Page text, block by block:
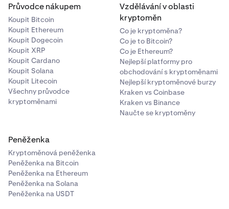
3
Zadejte částku, kterou chcete prodat (můžete
přepínat mezi hotovostní hodnotou a objemem
kryptoměny). Hotovost bude přidána na váš
zůstatek ve výchozí měně, kterou jste si uložili
v aplikaci Kraken. Pokud chcete obdržet hotovost
v jiné měně, budete muset tuto změnu provést
v nastavení svého
ještě před dokončením
transakce.
Poté zadejte částku, kterou chcete převést. Ve
výchozím nastavení je vybrán typ objednávky
Okamžitá­. Pokud je vše v pořádku, klepněte na
Potvrdita zkontrolujte údaje.
Průvodce nákupem
Koupit Bitcoin
Koupit Ethereum
Koupit Dogecoin
Koupit XRP
Koupit Cardano
Koupit Solana
Koupit Litecoin
Všechny průvodce
kryptoměnami
Vzdělávání v oblasti
kryptoměn
Co je kryptoměna?
Co je to Bitcoin?
Co je Ethereum?
Nejlepší platformy pro
obchodování s kryptoměnami
Nejlepší kryptoměnové burzy
Kraken vs Coinbase
Kraken vs Binance
Naučte se kryptoměny
Peněženka
Kryptoměnová peněženka
Peněženka na Bitcoin
Peněženka na Ethereum
Peněženka na Solana
Peněženka na USDT